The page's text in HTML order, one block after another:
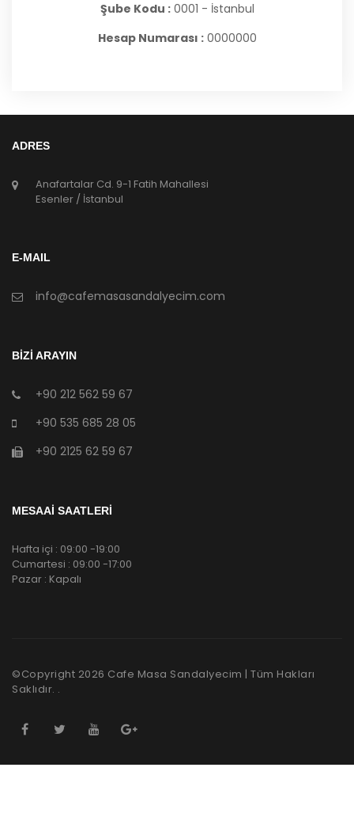
Şube Kodu :0001 - İstanbul
Hesap Numarası :0000000
ADRES
Anafartalar Cd. 9-1 Fatih Mahallesi
Esenler / İstanbul
E-MAIL
info@cafemasasandalyecim.com
BİZİ ARAYIN
+90 212 562 59 67
+90 535 685 28 05
+90 2125 62 59 67
MESAAİ SAATLERİ
Hafta içi : 09:00 -19:00
Cumartesi : 09:00 -17:00
Pazar : Kapalı
©Copyright 2026 Cafe Masa Sandalyecim | Tüm Hakları
Saklıdır. .